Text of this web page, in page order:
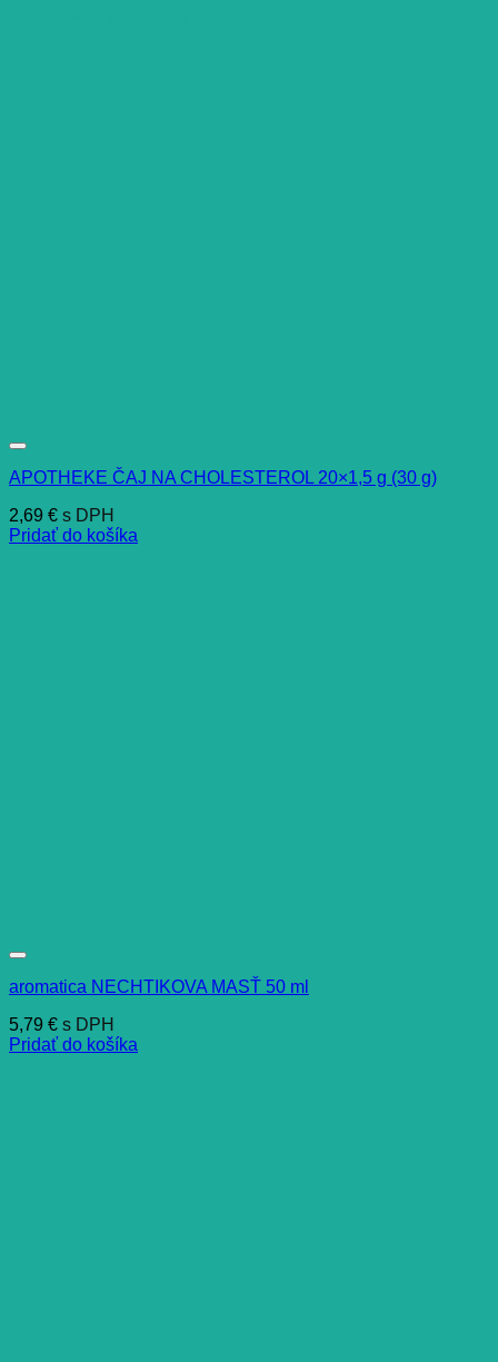
APOTHEKE ČAJ NA CHOLESTEROL 20×1,5 g (30 g)
2,69 € s DPH
Pridať do košíka
aromatica NECHTIKOVA MASŤ 50 ml
5,79 € s DPH
Pridať do košíka